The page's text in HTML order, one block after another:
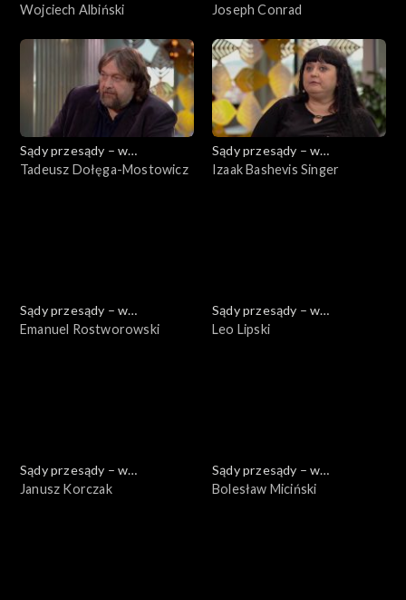
powiększeniu
Wojciech Albiński
powiększeniu
Joseph Conrad
Sądy przesądy – w
powiększeniu
Tadeusz Dołęga-Mostowicz
Sądy przesądy – w
powiększeniu
Izaak Bashevis Singer
Sądy przesądy – w
powiększeniu
Emanuel Rostworowski
Sądy przesądy – w
powiększeniu
Leo Lipski
Sądy przesądy – w
powiększeniu
Janusz Korczak
Sądy przesądy – w
powiększeniu
Bolesław Miciński